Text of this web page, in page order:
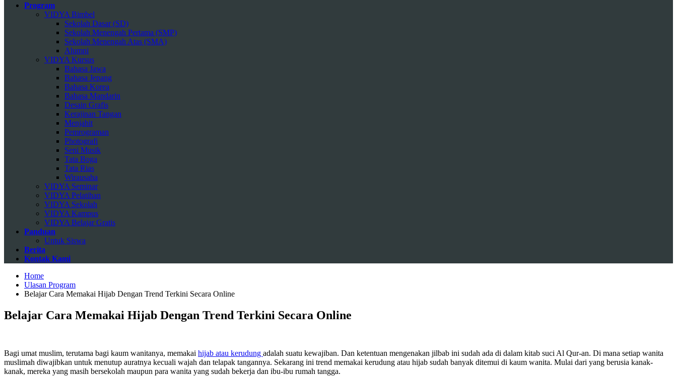
Program
VIDYA Bimbel
Sekolah Dasar (SD)
Sekolah Menengah Pertama (SMP)
Sekolah Menengah Atas (SMA)
Alumni
VIDYA Kursus
Bahasa Jawa
Bahasa Jepang
Bahasa Korea
Bahasa Mandarin
Desain Grafis
Kerajinan Tangan
Menjahit
Pemrograman
Photografi
Seni Musik
Tata Boga
Tata Rias
Wirausaha
VIDYA Seminar
VIDYA Pelatihan
VIDYA Sekolah
VIDYA Kampus
VIDYA Belajar Gratis
Panduan
Untuk Siswa
Berita
Kontak Kami
Home
Ulasan Program
Belajar Cara Memakai Hijab Dengan Trend Terkini Secara Online
Belajar Cara Memakai Hijab Dengan Trend Terkini Secara Online
Bagi umat muslim, terutama bagi kaum wanitanya, memakai hijab atau kerudung adalah suatu kewajiban. Dan ketentuan mengenakan jilbab ini sudah ada di dalam kitab suci Al Qur-an. Di mana setiap wanita
muslimah diwajibkan untuk menutup auratnya kecuali wajah dan telapak tangannya. Sekarang ini trend memakai kerudung atau hijab sudah banyak ditemui di kaum wanita. Mulai dari yang berusia kanak-
kanak, mereka yang masih bersekolah maupun para wanita yang sudah bekerja dan ibu-ibu rumah tangga.